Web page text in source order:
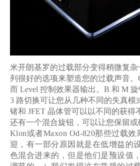
米开朗基罗的过载部分变得稍微复
列很好的选项来塑造您的过载声音。
而 Level 控制效果器输出。 B 和 M 旋
3 路切换可让您从几种不同的失真模
锗和 JFET 晶体管可以以不同的获得
还有一个混合旋钮，可以让您保留或
Klon或者Maxon Od-820那些过载效
迎，有一部分原因就是在低增益的
色混合进来的，但是他们是预设值